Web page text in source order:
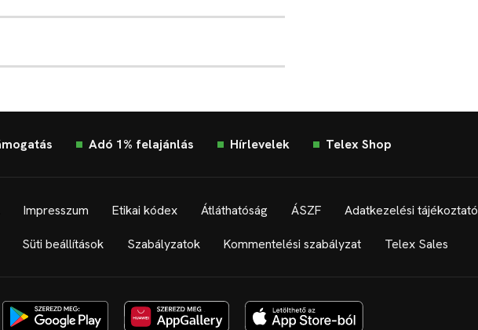
Adó 1% felajánlás Hírlevelek Telex Shop
Impresszum Etikai kódex Átláthatóság ÁSZF Adatkezelési tájékoztató
Süti beállítások Szabályzatok Kommentelési szabályzat Telex Sales